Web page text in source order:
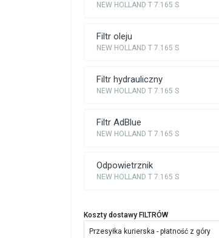
NEW HOLLAND T 7.165 S
Filtr oleju
NEW HOLLAND T 7.165 S
Filtr hydrauliczny
NEW HOLLAND T 7.165 S
Filtr AdBlue
NEW HOLLAND T 7.165 S
Odpowietrznik
NEW HOLLAND T 7.165 S
Koszty dostawy FILTRÓW
Przesyłka kurierska - płatność z góry